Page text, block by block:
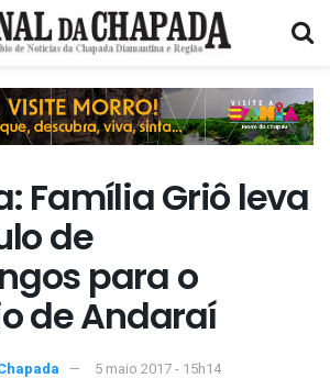
Família Griô leva
de
para o
de Andaraí
5 maio 2017 - 15h14